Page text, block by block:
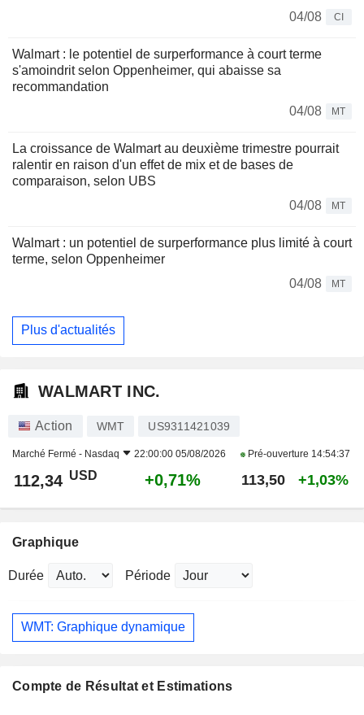
04/08
CI
Walmart : le potentiel de surperformance à court terme
s'amoindrit selon Oppenheimer, qui abaisse sa
recommandation
04/08
MT
La croissance de Walmart au deuxième trimestre pourrait
ralentir en raison d'un effet de mix et de bases de
comparaison, selon UBS
04/08
MT
Walmart : un potentiel de surperformance plus limité à court
terme, selon Oppenheimer
04/08
MT
Plus d'actualités
WALMART INC.
Action WMT US9311421039
Marché Fermé - Nasdaq 22:00:00 05/08/2026 Pré-ouverture 14:54:37
112,34 USD +0,71% 113,50 +1,03%
Graphique
Durée Période
WMT: Graphique dynamique
Compte de Résultat et Estimations